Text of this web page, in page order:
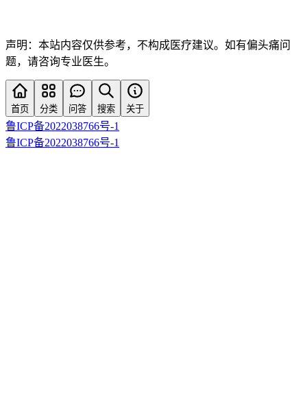
声明：本站内容仅供参考，不构成医疗建议。如有偏头痛问
题，请咨询专业医生。
首页 分类 问答 搜索 关于
鲁ICP备2022038766号-1
鲁ICP备2022038766号-1